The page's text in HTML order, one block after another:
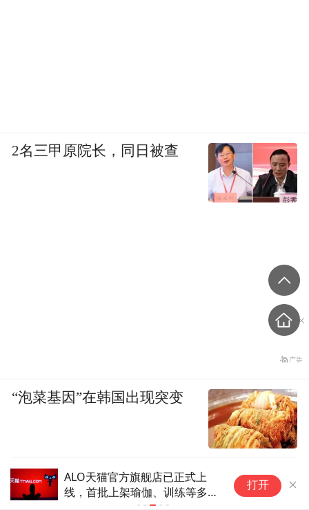
ALO天猫官方旗舰店已正式上
线，首批上架瑜伽、训练等多个
打开
2名三甲原院长，同日被查
“泡菜基因”在韩国出现突变